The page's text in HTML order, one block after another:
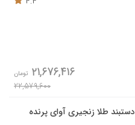
21,676,416 تومان
22,579,600
دستبند طلا زنجیری آوای پرنده